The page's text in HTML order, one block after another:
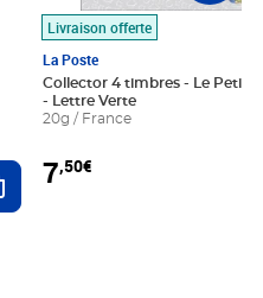
Ajouter au panier
Livraison offerte
La Poste
Collector 4 timbres - Le Petit
- Lettre Verte
20g / France
7,50€